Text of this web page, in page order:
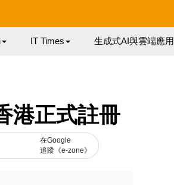
IT Times 生成式AI與雲端應用
港正式註冊
在Google
追蹤《e-zone》